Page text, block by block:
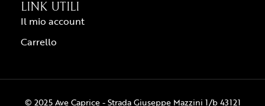
LINK UTILI
Il mio account
Carrello
© 2025 Ave Caprice - Strada Giuseppe Mazzini 1/b 43121